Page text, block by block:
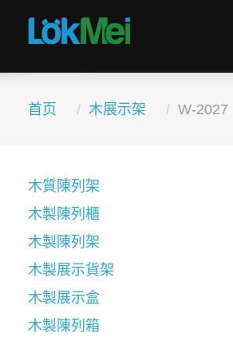
首页 木展示架 W-2027
木質陳列架
木製陳列櫃
木製陳列架
木製展示貨架
木製展示盒
木製陳列箱